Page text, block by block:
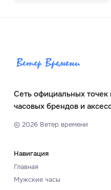
Сеть официальных
часовых брендов и
© 2026Ветер времени
Навигация
Главная
Мужские часы